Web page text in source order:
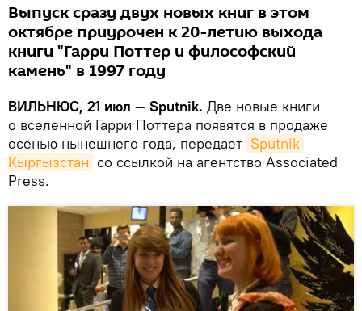
Выпуск сразу двух новых книг в этом
октябре приурочен к 20-летию выхода
книги "Гарри Поттер и философский
камень" в 1997 году
ВИЛЬНЮС, 21 июл — Sputnik. Две новые книги
о вселенной Гарри Поттера появятся в продаже
осенью нынешнего года, передает Sputnik
Кыргызстан со ссылкой на агентство Associated
Press.